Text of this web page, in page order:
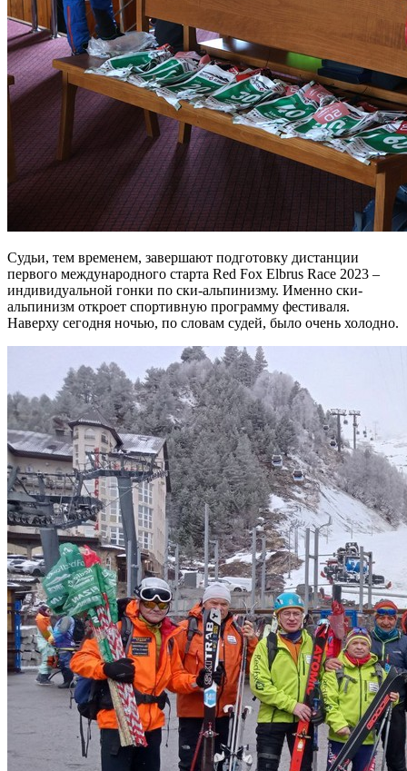
Судьи, тем временем, завершают подготовку дистанции
первого международного старта Red Fox Elbrus Race 2023 –
индивидуальной гонки по ски-альпинизму. Именно ски-
альпинизм откроет спортивную программу фестиваля.
Наверху сегодня ночью, по словам судей, было очень холодно.